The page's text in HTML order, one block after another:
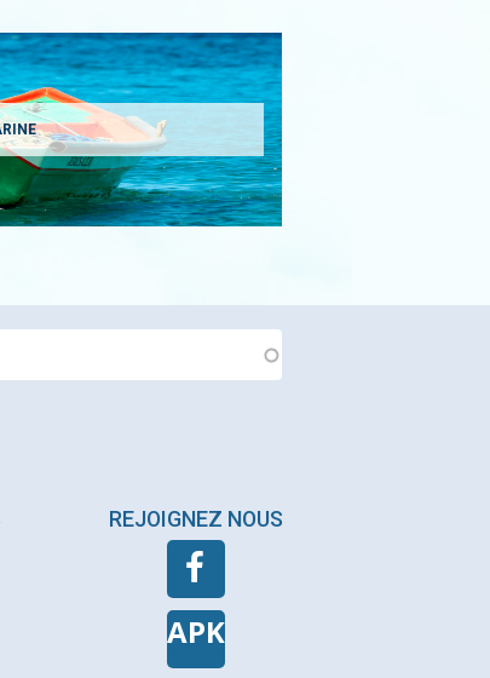
REJOIGNEZ NOUS
APK